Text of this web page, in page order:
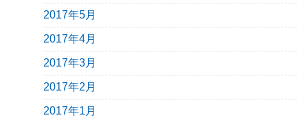
2017年5月
2017年4月
2017年3月
2017年2月
2017年1月